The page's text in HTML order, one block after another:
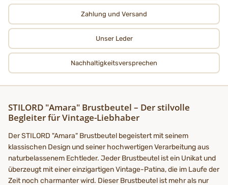
Zahlung und Versand
Unser Leder
Nachhaltigkeits­­­versprechen
STILORD "Amara" Brustbeutel – Der stilvolle
Begleiter für Vintage-Liebhaber
Der STILORD "Amara" Brustbeutel begeistert mit seinem
klassischen Design und seiner hochwertigen Verarbeitung aus
naturbelassenem Echtleder. Jeder Brustbeutel ist ein Unikat und
überzeugt mit einer einzigartigen Vintage-Patina, die im Laufe der
Zeit noch charmanter wird. Dieser Brustbeutel ist mehr als nur